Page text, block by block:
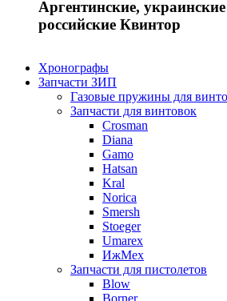
Аргентинские,
российские Квинтор
Хронографы
Запчасти ЗИП
Газовые пружины для
Запчасти для винтовок
Crosman
Diana
Gamo
Hatsan
Kral
Norica
Smersh
Stoeger
Umarex
ИжМех
Запчасти для пистолетов
Blow
Borner